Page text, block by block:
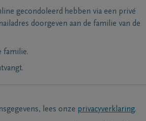
gecondoleerd hebben via een privé
doorgeven aan de familie van de
familie.
lees onze privacyverklaring.